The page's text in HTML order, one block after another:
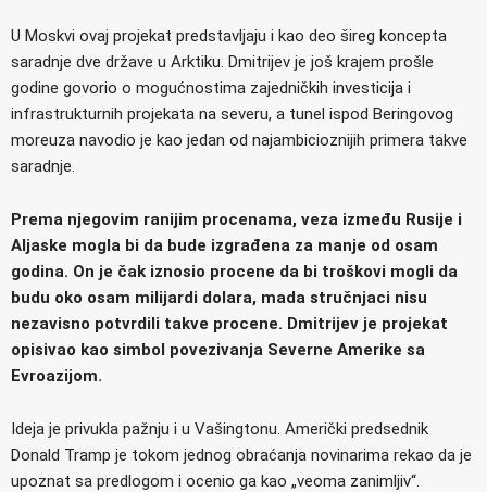
U Moskvi ovaj projekat predstavljaju i kao deo šireg koncepta
saradnje dve države u Arktiku. Dmitrijev je još krajem prošle
godine govorio o mogućnostima zajedničkih investicija i
infrastrukturnih projekata na severu, a tunel ispod Beringovog
moreuza navodio je kao jedan od najambicioznijih primera takve
saradnje.
Prema njegovim ranijim procenama, veza između Rusije i
Aljaske mogla bi da bude izgrađena za manje od osam
godina. On je čak iznosio procene da bi troškovi mogli da
budu oko osam milijardi dolara, mada stručnjaci nisu
nezavisno potvrdili takve procene. Dmitrijev je projekat
opisivao kao simbol povezivanja Severne Amerike sa
Evroazijom.
Ideja je privukla pažnju i u Vašingtonu. Američki predsednik
Donald Tramp je tokom jednog obraćanja novinarima rekao da je
upoznat sa predlogom i ocenio ga kao „veoma zanimljiv“.